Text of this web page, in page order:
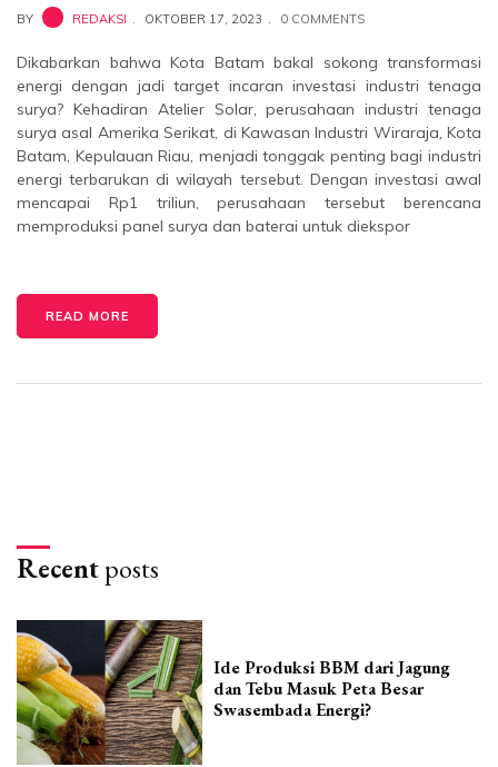
BY REDAKSI OKTOBER 17, 2023 0 COMMENTS
Dikabarkan bahwa Kota Batam bakal sokong transformasi
energi dengan jadi target incaran investasi industri tenaga
surya? Kehadiran Atelier Solar, perusahaan industri tenaga
surya asal Amerika Serikat, di Kawasan Industri Wiraraja, Kota
Batam, Kepulauan Riau, menjadi tonggak penting bagi industri
energi terbarukan di wilayah tersebut. Dengan investasi awal
mencapai Rp1 triliun, perusahaan tersebut berencana
memproduksi panel surya dan baterai untuk diekspor
READ MORE
Recentposts
Ide Produksi BBM dari Jagung
dan Tebu Masuk Peta Besar
Swasembada Energi?